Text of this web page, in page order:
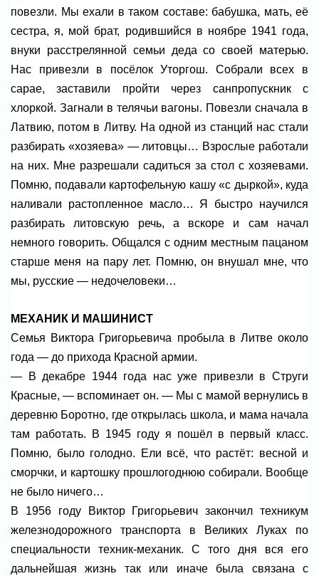
повезли. Мы ехали в таком составе: бабушка, мать, её
сестра, я, мой брат, родившийся в ноябре 1941 года,
внуки расстрелянной семьи деда со своей матерью.
Нас привезли в посёлок Уторгош. Собрали всех в
сарае, заставили пройти через санпропускник с
хлоркой. Загнали в телячьи вагоны. Повезли сначала в
Латвию, потом в Литву. На одной из станций нас стали
разбирать «хозяева» — литовцы… Взрослые работали
на них. Мне разрешали садиться за стол с хозяевами.
Помню, подавали картофельную кашу «с дыркой», куда
наливали растопленное масло… Я быстро научился
разбирать литовскую речь, а вскоре и сам начал
немного говорить. Общался с одним местным пацаном
старше меня на пару лет. Помню, он внушал мне, что
мы, русские — недочеловеки…
МЕХАНИК И МАШИНИСТ
Семья Виктора Григорьевича пробыла в Литве около
года — до прихода Красной армии.
— В декабре 1944 года нас уже привезли в Струги
Красные, — вспоминает он. — Мы с мамой вернулись в
деревню Боротно, где открылась школа, и мама начала
там работать. В 1945 году я пошёл в первый класс.
Помню, было голодно. Ели всё, что растёт: весной и
сморчки, и картошку прошлогоднюю собирали. Вообще
не было ничего…
В 1956 году Виктор Григорьевич закончил техникум
железнодорожного транспорта в Великих Луках по
специальности техник-механик. С того дня вся его
дальнейшая жизнь так или иначе была связана с